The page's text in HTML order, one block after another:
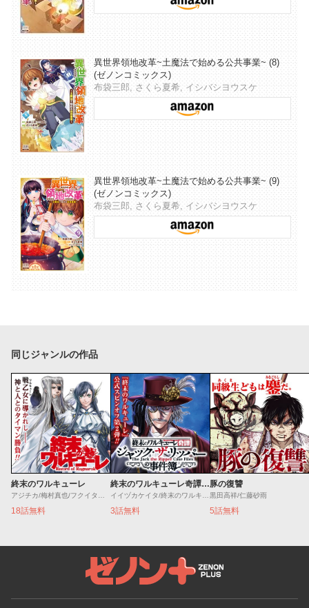
異世界領地改革~土魔法で始める公共事業~ (8)
(ゼノンコミックス)
布袋三郎, さくら夏希, イシバシヨウスケ
異世界領地改革~土魔法で始める公共事業~ (9)
(ゼノンコミックス)
布袋三郎, さくら夏希, イシバシヨウスケ
同じジャンルの作品
終末のワルキューレ
18話無料
終末のワルキューレ奇譚 ジャック・ザ・リッパーの事件簿
3話無料
豚の復讐
黒田高祥/仁藤砂雨
5話無料
ゼノンプラス